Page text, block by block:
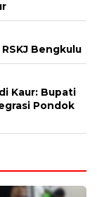
Bengkulu
Kaur: Bupati
Pondok